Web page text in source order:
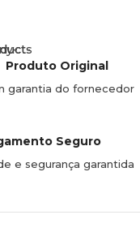
Produto Original
garantia do fornecedor
Seguro
e segurança garantida